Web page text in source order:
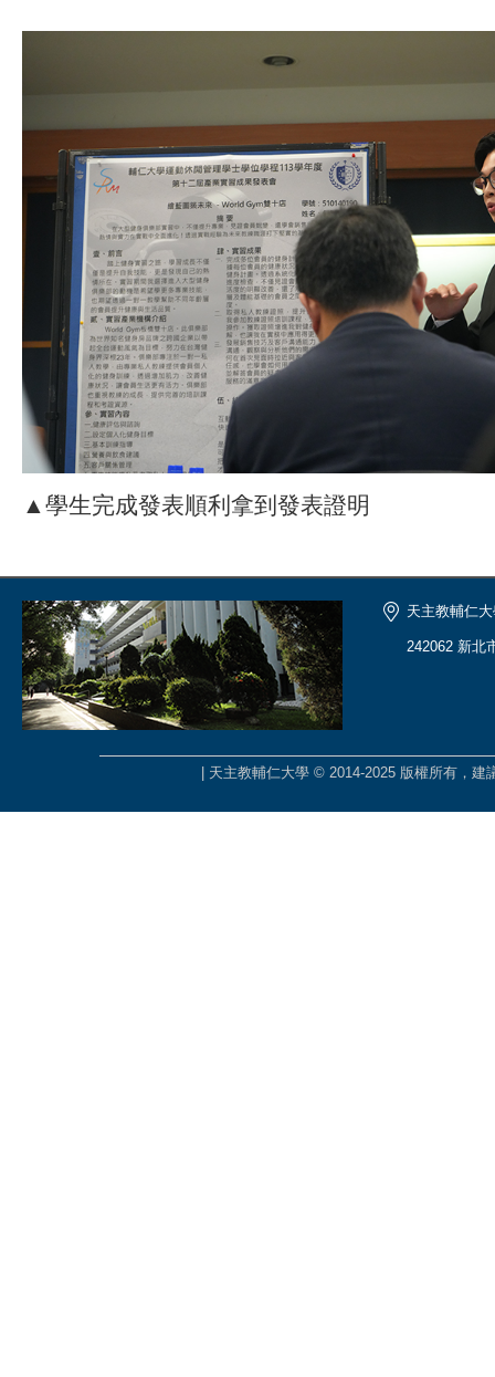
▲學生完成發表順利拿到發表證明
天主教輔仁
242062 新北
| 天主教輔仁大學 © 2014-2025 版權所有，